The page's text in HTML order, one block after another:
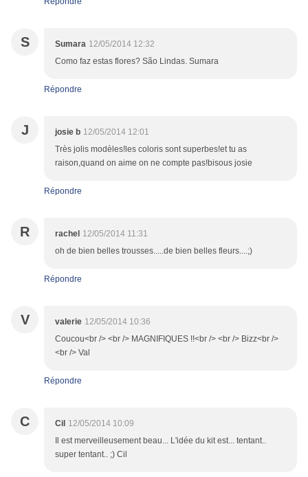
S Sumara 12/05/2014 12:32
Como faz estas flores? São Lindas. Sumara
Répondre
J josie b 12/05/2014 12:01
Très jolis modèles!les coloris sont superbes!et tu as
raison,quand on aime on ne compte pas!bisous josie
Répondre
R rachel 12/05/2014 11:31
oh de bien belles trousses.....de bien belles fleurs....;)
Répondre
V valerie 12/05/2014 10:36
Coucou<br /> <br /> MAGNIFIQUES !!<br /> <br /> Bizz<br />
<br /> Val
Répondre
C Cil 12/05/2014 10:09
Il est merveilleusement beau... L'idée du kit est... tentant..
super tentant.. ;) Cil